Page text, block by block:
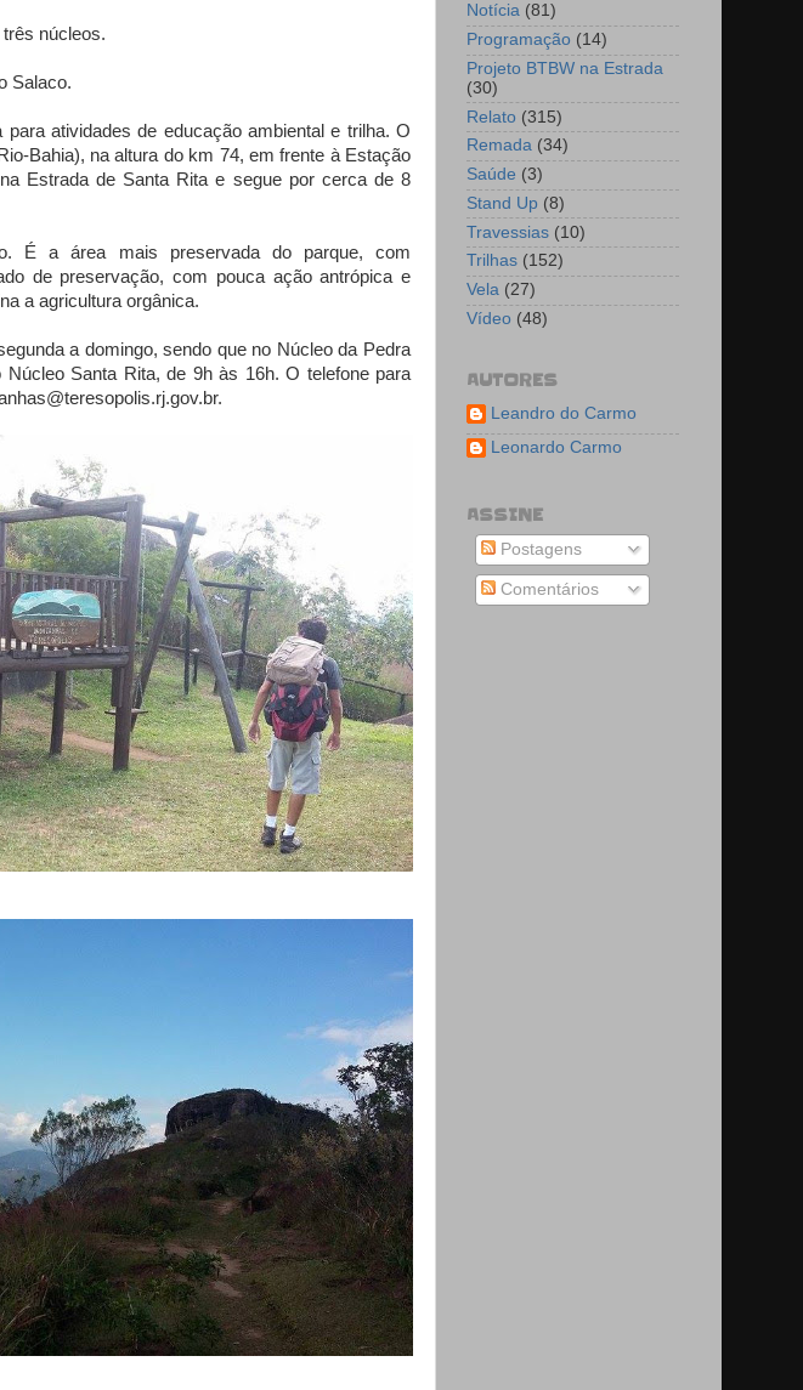
núcleos.
Salaco.
atividades de educação ambiental e trilha. O
Bahia), na altura do km 74, em frente à Estação
Estrada de Santa Rita e segue por cerca de 8
É a área mais preservada do parque, com
de preservação, com pouca ação antrópica e
a agricultura orgânica.
a domingo, sendo que no Núcleo da Pedra
Santa Rita, de 9h às 16h. O telefone para
Notícia (81)
Programação (14)
Projeto BTBW na Estrada
(30)
Relato (315)
Remada (34)
Saúde (3)
Stand Up (8)
Travessias (10)
Trilhas (152)
Vela (27)
Vídeo (48)
AUTORES
Leandro do Carmo
Leonardo Carmo
ASSINE
Postagens
Comentários